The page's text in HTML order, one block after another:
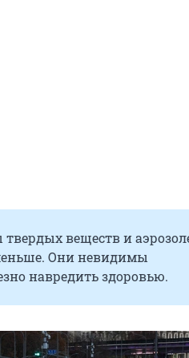
веществ и
Они невидимы
навредить здоровью.